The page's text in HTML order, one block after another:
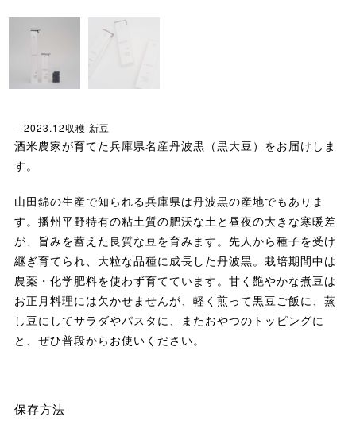
_ 2023.12収穫 新豆
酒米農家が育てた兵庫県名産丹波黒（黒大豆）をお届けしま
す。
山田錦の生産で知られる兵庫県は丹波黒の産地でもありま
す。播州平野特有の粘土質の肥沃な土と昼夜の大きな寒暖差
が、旨みを蓄えた良質な豆を育みます。先人から種子を受け
継ぎ育てられ、大粒な品種に成長した丹波黒。栽培期間中は
農薬・化学肥料を使わず育てています。甘く艶やかな煮豆は
お正月料理には欠かせませんが、軽く煎って黒豆ご飯に、蒸
し豆にしてサラダやパスタに、またおやつのトッピングに
と、ぜひ普段からお使いください。
保存方法